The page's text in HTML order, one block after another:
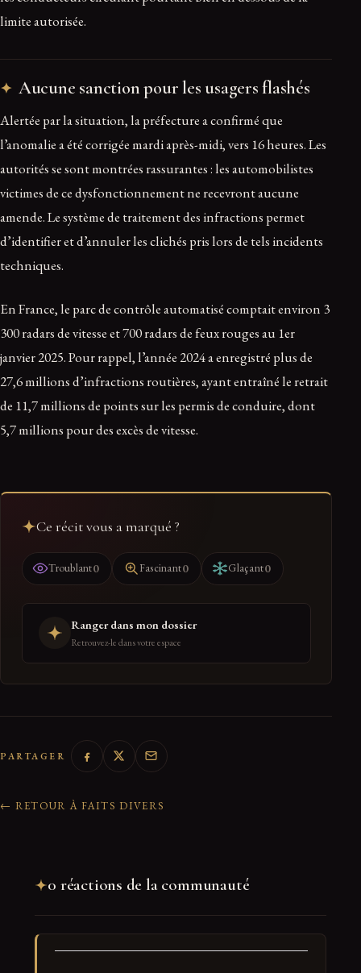
limite autorisée.
Aucune sanction pour les usagers flashés
Alertée par la situation, la préfecture a confirmé que
l’anomalie a été corrigée mardi après-midi, vers 16 heures. Les
autorités se sont montrées rassurantes : les automobilistes
victimes de ce dysfonctionnement ne recevront aucune
amende. Le système de traitement des infractions permet
d’identifier et d’annuler les clichés pris lors de tels incidents
techniques.
En France, le parc de contrôle automatisé comptait environ 3
300 radars de vitesse et 700 radars de feux rouges au 1er
janvier 2025. Pour rappel, l’année 2024 a enregistré plus de
27,6 millions d’infractions routières, ayant entraîné le retrait
de 11,7 millions de points sur les permis de conduire, dont
5,7 millions pour des excès de vitesse.
Ce récit vous a marqué ?
Troublant0 Fascinant0 Glaçant0
Ranger dans mon dossier
Retrouvez-le dans votre espace
PARTAGER
← RETOUR À FAITS DIVERS
0 réactions de la communauté